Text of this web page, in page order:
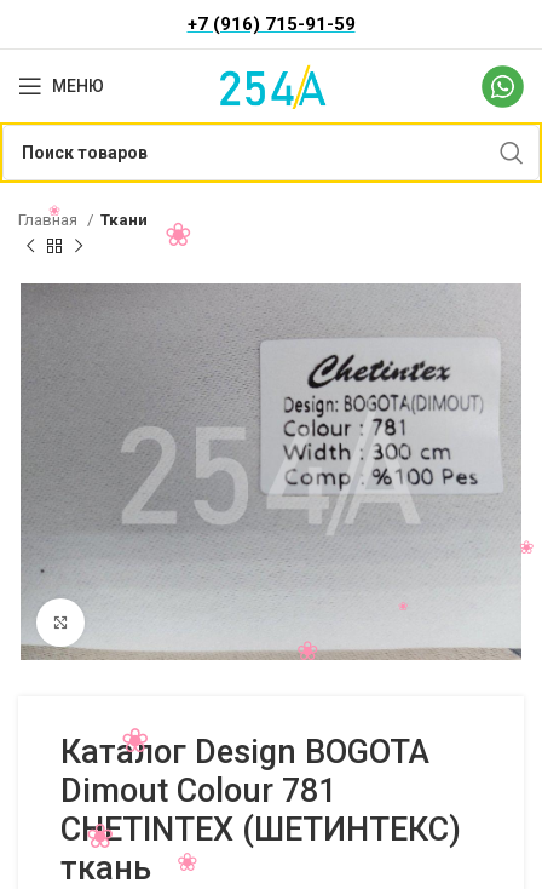
+7 (916) 715-91-59
МЕНЮ
Главная Ткани
Каталог Design BOGOTA
Dimout Colour 781
CHETINTEX (ШЕТИНТЕКС)
ткань